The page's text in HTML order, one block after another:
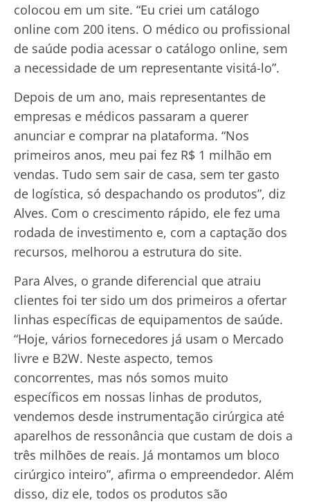
colocou em um site. “Eu criei um catálogo
online com 200 itens. O médico ou profissional
de saúde podia acessar o catálogo online, sem
a necessidade de um representante visitá-lo”.
Depois de um ano, mais representantes de
empresas e médicos passaram a querer
anunciar e comprar na plataforma. “Nos
primeiros anos, meu pai fez R$ 1 milhão em
vendas. Tudo sem sair de casa, sem ter gasto
de logística, só despachando os produtos”, diz
Alves. Com o crescimento rápido, ele fez uma
rodada de investimento e, com a captação dos
recursos, melhorou a estrutura do site.
Para Alves, o grande diferencial que atraiu
clientes foi ter sido um dos primeiros a ofertar
linhas específicas de equipamentos de saúde.
“Hoje, vários fornecedores já usam o Mercado
livre e B2W. Neste aspecto, temos
concorrentes, mas nós somos muito
específicos em nossas linhas de produtos,
vendemos desde instrumentação cirúrgica até
aparelhos de ressonância que custam de dois a
três milhões de reais. Já montamos um bloco
cirúrgico inteiro”, afirma o empreendedor. Além
disso, diz ele, todos os produtos são